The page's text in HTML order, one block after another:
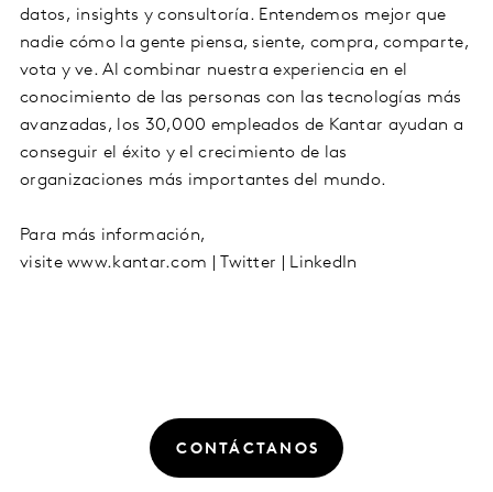
datos, insights y consultoría. Entendemos mejor que
nadie cómo la gente piensa, siente, compra, comparte,
vota y ve. Al combinar nuestra experiencia en el
conocimiento de las personas con las tecnologías más
avanzadas, los 30,000 empleados de Kantar ayudan a
conseguir el éxito y el crecimiento de las
organizaciones más importantes del mundo.
Para más información,
visite www.kantar.com | Twitter | LinkedIn
CONTÁCTANOS